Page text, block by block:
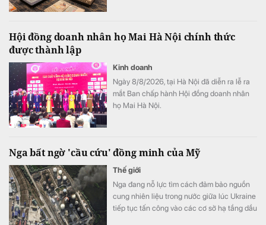
Hội đồng doanh nhân họ Mai Hà Nội chính thức
được thành lập
Kinh doanh
Ngày 8/8/2026, tại Hà Nội đã diễn ra lễ ra
mắt Ban chấp hành Hội đồng doanh nhân
họ Mai Hà Nội.
Nga bất ngờ 'cầu cứu' đồng minh của Mỹ
Thế giới
Nga đang nỗ lực tìm cách đảm bảo nguồn
cung nhiên liệu trong nước giữa lúc Ukraine
tiếp tục tấn công vào các cơ sở hạ tầng dầu